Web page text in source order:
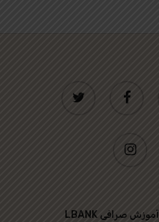
facebook
instagram
آموزش صرافی LBANK